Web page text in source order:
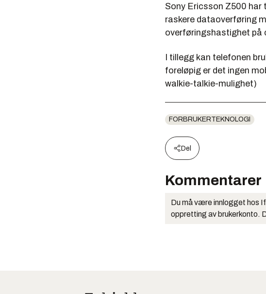
Sony Ericsson Z500 har
raskere dataoverføring
overføringshastighet på
I tillegg kan telefonen
foreløpig er det ingen
walkie-talkie-mulighet)
FORBRUKERTEKNOLOGI
Del
Kommentarer
Du må være innlogget hos
oppretting av brukerkonto.